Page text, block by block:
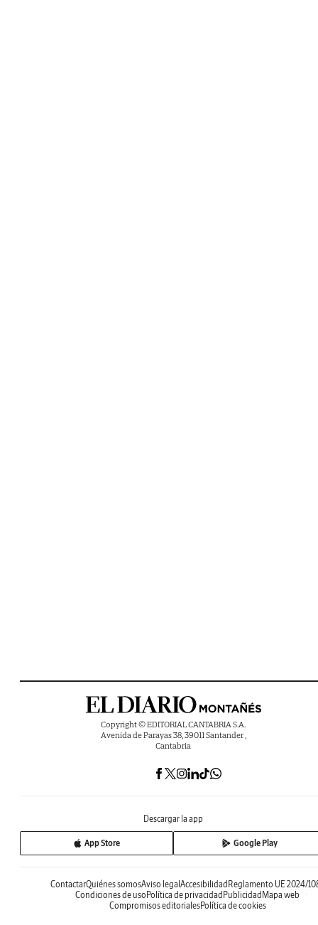
Copyright © EDITORIAL CANTABRIA S.A.
Avenida de Parayas 38, 39011 Santander ,
Cantabria
Descargar la app
App Store Google Play
ContactarQuiénes somosAviso legalAccesibilidadReglamento UE 2024/
Condiciones de usoPolítica de privacidadPublicidadMapa web
Compromisos editorialesPolítica de cookies